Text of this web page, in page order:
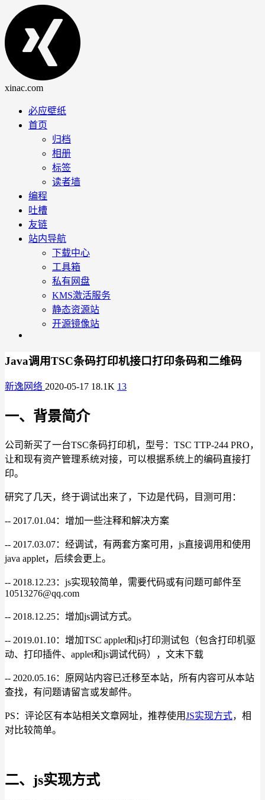
必应壁纸
首页
归档
相册
标签
读者墙
编程
吐槽
友链
站内导航
下载中心
工具箱
私有网盘
KMS激活服务
静态资源站
开源镜像站
Java调用TSC条码打印机接口打印条码和二维码
新逸网络 2020-05-17 18.1K 13
一、背景简介
公司新买了一台TSC条码打印机，型号：TSC TTP-244 PRO，
让和现有资产管理系统对接，可以根据系统上的编码直接打
印。
研究了几天，终于调试出来了，下边是代码，目测可用：
-- 2017.01.04：增加一些注释和解决方案
-- 2017.03.07：经调试，有两套方案可用，js直接调用和使用
java applet，后续会更上。
-- 2018.12.23：js实现较简单，需要代码或有问题可邮件至
10513276@qq.com
-- 2018.12.25：增加js调试方式。
-- 2019.01.10：增加TSC applet和js打印测试包（包含打印机驱
动、打印插件、applet和js调试代码），文末下载
-- 2020.05.16：原网站内容已迁移至本站，所有内容可从本站
查找，有问题请留言或发邮件。
PS：评论区有本站相关文章网址，推荐使用JS实现方式，相
对比较简单。
二、js实现方式